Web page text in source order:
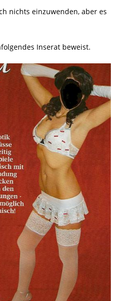
nichts einzuwenden, aber es
Inserat beweist.